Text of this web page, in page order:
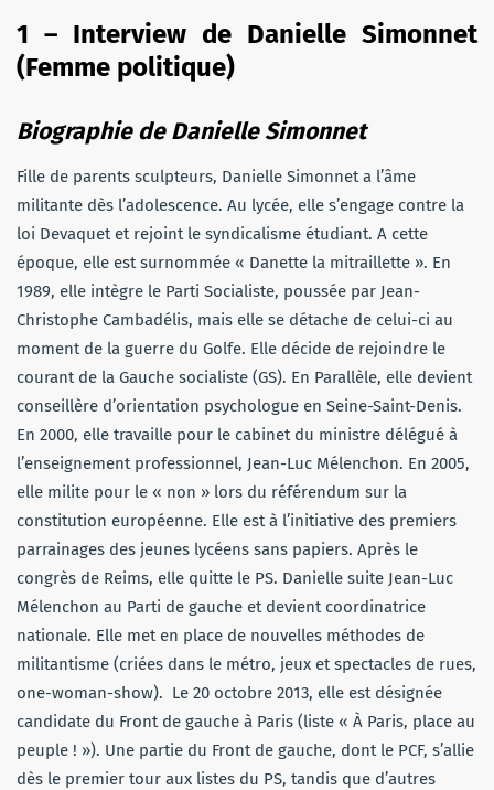
1 – Interview de Danielle Simonnet
(Femme politique)
Biographie de Danielle Simonnet
Fille de parents sculpteurs, Danielle Simonnet a l’âme
militante dès l’adolescence. Au lycée, elle s’engage contre la
loi Devaquet et rejoint le syndicalisme étudiant. A cette
époque, elle est surnommée « Danette la mitraillette ». En
1989, elle intègre le Parti Socialiste, poussée par Jean-
Christophe Cambadélis, mais elle se détache de celui-ci au
moment de la guerre du Golfe. Elle décide de rejoindre le
courant de la Gauche socialiste (GS). En Parallèle, elle devient
conseillère d’orientation psychologue en Seine-Saint-Denis.
En 2000, elle travaille pour le cabinet du ministre délégué à
l’enseignement professionnel, Jean-Luc Mélenchon. En 2005,
elle milite pour le « non » lors du référendum sur la
constitution européenne. Elle est à l’initiative des premiers
parrainages des jeunes lycéens sans papiers. Après le
congrès de Reims, elle quitte le PS. Danielle suite Jean-Luc
Mélenchon au Parti de gauche et devient coordinatrice
nationale. Elle met en place de nouvelles méthodes de
militantisme (criées dans le métro, jeux et spectacles de rues,
one-woman-show). Le 20 octobre 2013, elle est désignée
candidate du Front de gauche à Paris (liste « À Paris, place au
peuple ! »). Une partie du Front de gauche, dont le PCF, s’allie
dès le premier tour aux listes du PS, tandis que d’autres